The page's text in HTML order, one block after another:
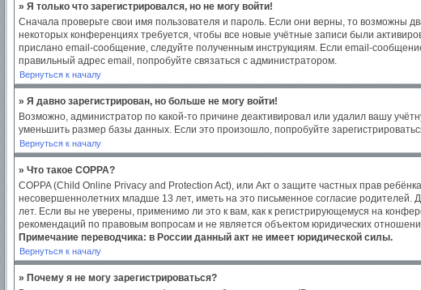
» Я только что зарегистрировался, но не могу войти!
Сначала проверьте свои имя пользователя и пароль. Если они верны, то возможны
некоторых конференциях требуется, чтобы все новые учётные записи были
прислано email-сообщение, следуйте полученным инструкциям. Если email-
правильный адрес email, попробуйте связаться с администратором.
Вернуться к началу
» Я давно зарегистрирован, но больше не могу войти!
Возможно, администратор по какой-то причине деактивировал или удалил вашу
уменьшить размер базы данных. Если это произошло, попробуйте
Вернуться к началу
» Что такое COPPA?
COPPA (Child Online Privacy and Protection Act), или Акт о защите частных прав
несовершеннолетних младше 13 лет, иметь на это письменное согласие
лет. Если вы не уверены, применимо ли это к вам, как к регистрирующемуся на
рекомендаций по правовым вопросам и не является объектом юридических
Примечание переводчика: в России данный акт не имеет юридической силы.
Вернуться к началу
» Почему я не могу зарегистрироваться?